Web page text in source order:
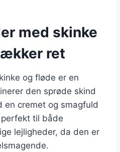
med skinke
ret
og fløde er en
den sprøde skind
cremet og smagfuld
til både
lejligheder, da den er